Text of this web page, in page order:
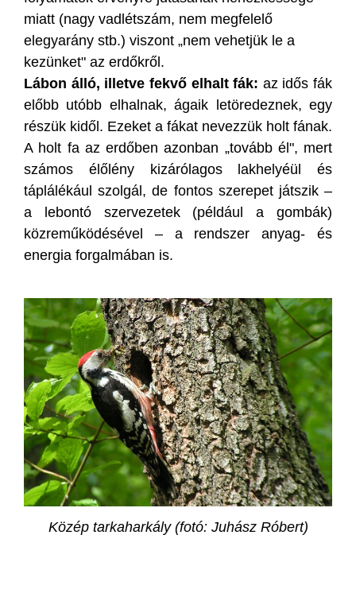
miatt (nagy vadlétszám, nem megfelelő
elegyarány stb.) viszont „nem vehetjük le a
kezünket" az erdőkről.
Lábon álló, illetve fekvő elhalt fák: az idős fák
előbb utóbb elhalnak, ágaik letöredeznek, egy
részük kidől. Ezeket a fákat nevezzük holt fának.
A holt fa az erdőben azonban „tovább él", mert
számos élőlény kizárólagos lakhelyéül és
táplálékául szolgál, de fontos szerepet játszik –
a lebontó szervezetek (például a gombák)
közreműködésével – a rendszer anyag- és
energia forgalmában is.
Közép tarkaharkály (fotó: Juhász Róbert)